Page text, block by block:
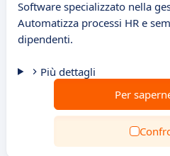
Software specializzato nella
Automatizza processi HR e
dipendenti.
Più dettagli
Per